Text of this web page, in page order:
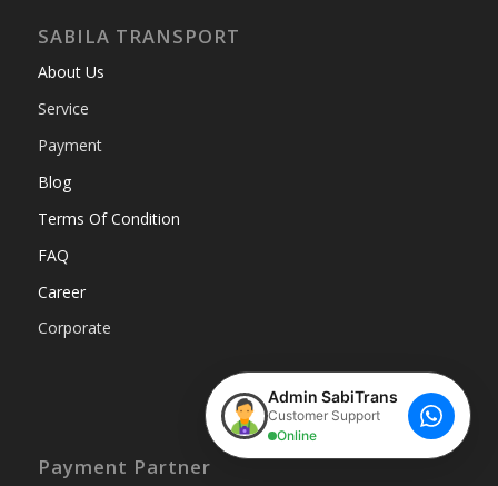
Admin SabiTrans
Customer Support
Online
SABILA TRANSPORT
About Us
Service
Payment
Blog
Terms Of Condition
FAQ
Career
Corporate
Payment Partner